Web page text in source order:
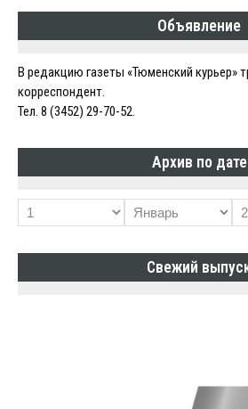
Объявление
В редакцию газеты «Тюменский курьер»
корреспондент.
Тел. 8 (3452) 29-70-52.
Архив по дате
Свежий